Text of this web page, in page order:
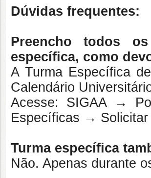
Dúvidas frequentes:
Preencho todos
específica, como
A Turma Específica
Calendário
Acesse: SIGAA
→
Específicas → Solicitar
Turma específica
Não. Apenas durante